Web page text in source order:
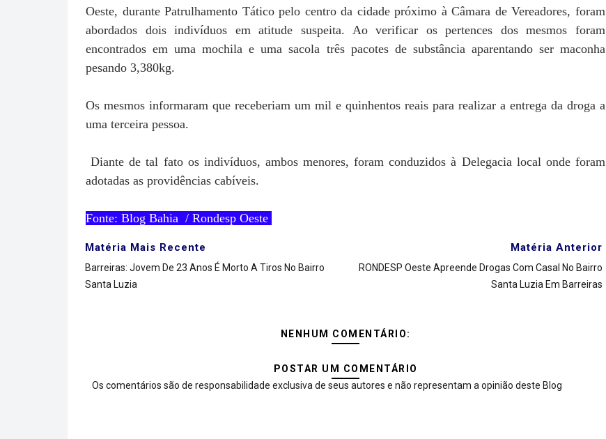
Oeste, durante Patrulhamento Tático pelo centro da cidade próximo à Câmara de Vereadores, foram
abordados dois indivíduos em atitude suspeita. Ao verificar os pertences dos mesmos foram
encontrados em uma mochila e uma sacola três pacotes de substância aparentando ser maconha
pesando 3,380kg.
Os mesmos informaram que receberiam um mil e quinhentos reais para realizar a entrega da droga a
uma terceira pessoa.
Diante de tal fato os indivíduos, ambos menores, foram conduzidos à Delegacia local onde foram
adotadas as providências cabíveis.
Fonte: Blog Bahia / Rondesp Oeste
Matéria Mais Recente
Barreiras: Jovem De 23 Anos É Morto A Tiros No Bairro
Santa Luzia
Matéria Anterior
RONDESP Oeste Apreende Drogas Com Casal No Bairro
Santa Luzia Em Barreiras
NENHUM COMENTÁRIO:
POSTAR UM COMENTÁRIO
Os comentários são de responsabilidade exclusiva de seus autores e não representam a opinião deste Blog